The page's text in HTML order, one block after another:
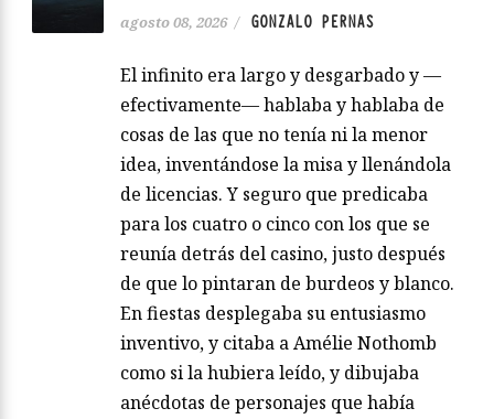
agosto 08, 2026 / GONZALO PERNAS
El infinito era largo y desgarbado y —
efectivamente— hablaba y hablaba de
cosas de las que no tenía ni la menor
idea, inventándose la misa y llenándola
de licencias. Y seguro que predicaba
para los cuatro o cinco con los que se
reunía detrás del casino, justo después
de que lo pintaran de burdeos y blanco.
En fiestas desplegaba su entusiasmo
inventivo, y citaba a Amélie Nothomb
como si la hubiera leído, y dibujaba
anécdotas de personajes que había